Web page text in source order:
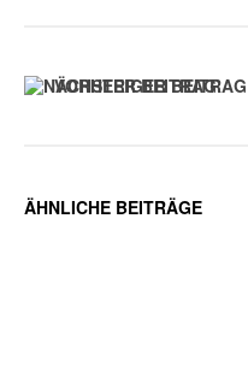
VORHERIGER BEITRAG
ÄHNLICHE BEITRÄGE